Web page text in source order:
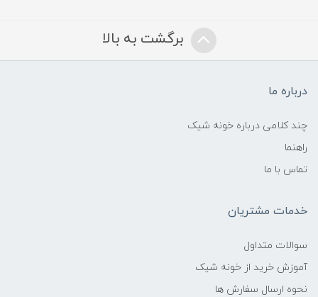
برگشت به بالا
درباره ما
چند کلامی درباره خونه شیک
راهنما
تماس با ما
خدمات مشتریان
سوالات متداول
آموزش خرید از خونه شیک
نحوه ارسال سفارش ها